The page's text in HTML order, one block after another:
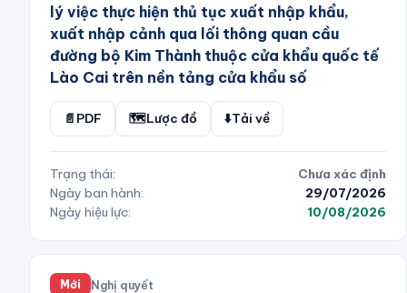
lý việc thực hiện thủ tục xuất nhập khẩu,
xuất nhập cảnh qua lối thông quan cầu
đường bộ Kim Thành thuộc cửa khẩu quốc tế
Lào Cai trên nền tảng cửa khẩu số
📄 PDF 🗺️Lược đồ ⬇️Tải về
Trạng thái:
Chưa xác định
Ngày ban hành:
29/07/2026
Ngày hiệu lực:
10/08/2026
Mới Nghị quyết